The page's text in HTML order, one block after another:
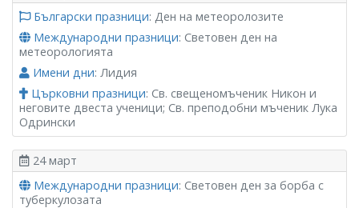
Български празници: Ден на метеоролозите
Международни празници: Световен ден на
метеорологията
Имени дни: Лидия
Църковни празници: Св. свещеномъченик Никон и
неговите двеста ученици; Св. преподобни мъченик Лука
Одрински
24 март
Международни празници: Световен ден за борба с
туберкулозата